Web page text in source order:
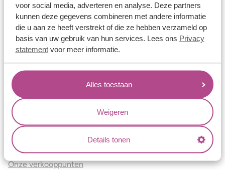
voor social media, adverteren en analyse. Deze partners
kunnen deze gegevens combineren met andere informatie
die u aan ze heeft verstrekt of die ze hebben verzameld op
basis van uw gebruik van hun services. Lees ons Privacy
statementvoor meer informatie.
Alles toestaan
Weigeren
Details tonen
Aller Spanninga
Historie
Certificaten
Blogs
Jouw voordelen
Conflictvrije Materialen
Oneindig veel mogelijkheden
Kwaliteit
Juweliers & Contact
Onze verkooppunten